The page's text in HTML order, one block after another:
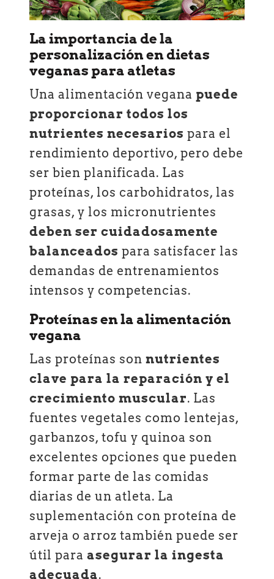
La importancia de la
personalización en dietas
veganas para atletas
Una alimentación vegana puede
proporcionar todos los
nutrientes necesarios para el
rendimiento deportivo, pero debe
ser bien planificada. Las
proteínas, los carbohidratos, las
grasas, y los micronutrientes
deben ser cuidadosamente
balanceados para satisfacer las
demandas de entrenamientos
intensos y competencias.
Proteínas en la alimentación
vegana
Las proteínas sonnutrientes
clave para la reparación y el
crecimiento muscular. Las
fuentes vegetales como lentejas,
garbanzos, tofu y quinoa son
excelentes opciones que pueden
formar parte de las comidas
diarias de un atleta. La
suplementación con proteína de
arveja o arroz también puede ser
útil paraasegurar la ingesta
adecuada.